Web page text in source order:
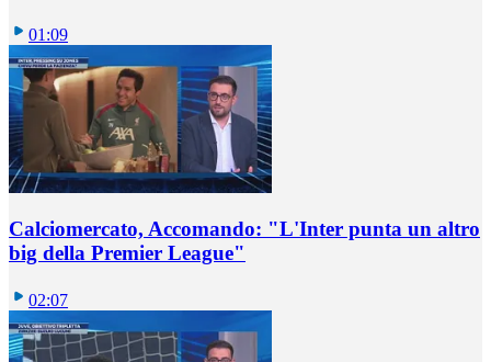
01:09
Calciomercato, Accomando: "L'Inter punta un altro
big della Premier League"
02:07